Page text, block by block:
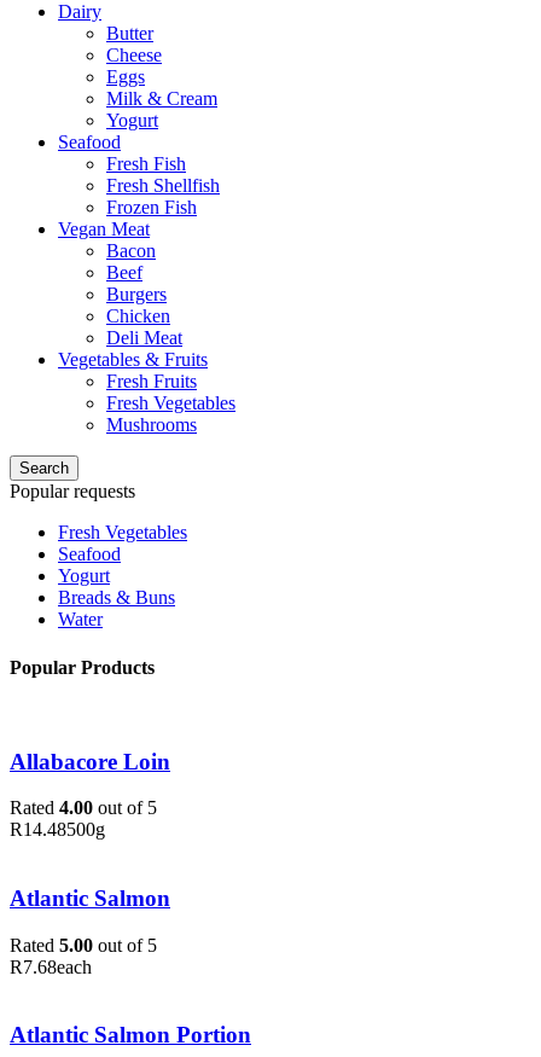
Dairy
Butter
Cheese
Eggs
Milk & Cream
Yogurt
Seafood
Fresh Fish
Fresh Shellfish
Frozen Fish
Vegan Meat
Bacon
Beef
Burgers
Chicken
Deli Meat
Vegetables & Fruits
Fresh Fruits
Fresh Vegetables
Mushrooms
Search
Popular requests
Fresh Vegetables
Seafood
Yogurt
Breads & Buns
Water
Popular Products
Allabacore Loin
Rated 4.00 out of 5
R14.48500g
Atlantic Salmon
Rated 5.00 out of 5
R7.68each
Atlantic Salmon Portion